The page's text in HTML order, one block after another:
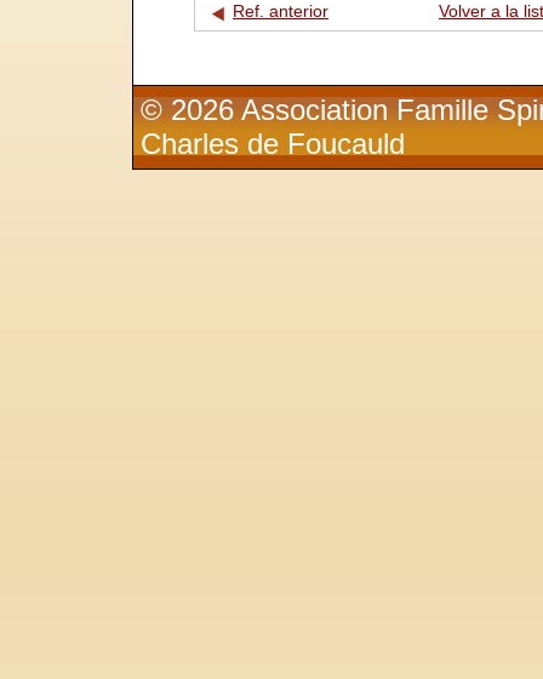
Ref. anterior Volver a la
© 2026 Association Famille
Charles de Foucauld